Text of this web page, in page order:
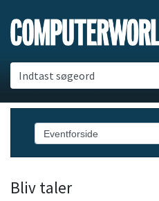
Indtast søgeord
Bliv taler